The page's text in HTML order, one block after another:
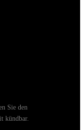
Sie den
kündbar.